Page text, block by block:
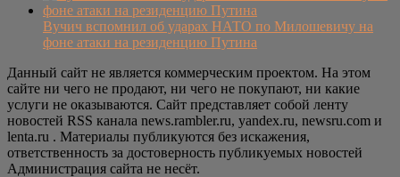
Вучич вспомнил об ударах НАТО по Милошевичу на
фоне атаки на резиденцию Путина
Данный сайт не является коммерческим проектом. На этом
сайте ни чего не продают, ни чего не покупают, ни какие
услуги не оказываются. Сайт представляет собой ленту
новостей RSS канала news.rambler.ru, yandex.ru, newsru.com и
lenta.ru . Материалы публикуются без искажения,
ответственность за достоверность публикуемых новостей
Администрация сайта не несёт.